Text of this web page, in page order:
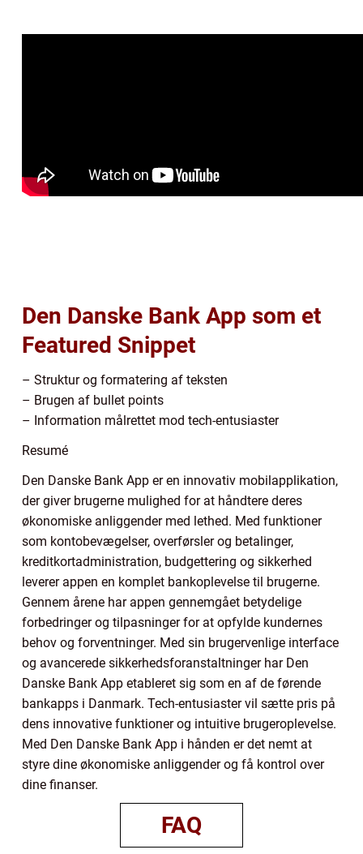
Den Danske Bank App som et
Featured Snippet
– Struktur og formatering af teksten
– Brugen af bullet points
– Information målrettet mod tech-entusiaster
Resumé
Den Danske Bank App er en innovativ mobilapplikation,
der giver brugerne mulighed for at håndtere deres
økonomiske anliggender med lethed. Med funktioner
som kontobevægelser, overførsler og betalinger,
kreditkortadministration, budgettering og sikkerhed
leverer appen en komplet bankoplevelse til brugerne.
Gennem årene har appen gennemgået betydelige
forbedringer og tilpasninger for at opfylde kundernes
behov og forventninger. Med sin brugervenlige interface
og avancerede sikkerhedsforanstaltninger har Den
Danske Bank App etableret sig som en af de førende
bankapps i Danmark. Tech-entusiaster vil sætte pris på
dens innovative funktioner og intuitive brugeroplevelse.
Med Den Danske Bank App i hånden er det nemt at
styre dine økonomiske anliggender og få kontrol over
dine finanser.
FAQ